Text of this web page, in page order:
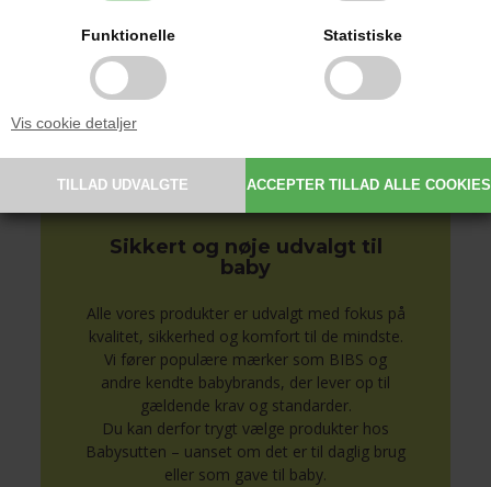
Funktionelle Statistiske
Vis cookie detaljer
Personlige produkter gør hverdagen
nemmere og er samtidig en oplagt gaveidé
til barsel, dåb og babyshower.
Se alle produkter med navn her
Sikkert og nøje udvalgt til
baby
Alle vores produkter er udvalgt med fokus på
kvalitet, sikkerhed og komfort til de mindste.
Vi fører populære mærker som BIBS og
andre kendte babybrands, der lever op til
gældende krav og standarder.
Du kan derfor trygt vælge produkter hos
Babysutten – uanset om det er til daglig brug
eller som gave til baby.